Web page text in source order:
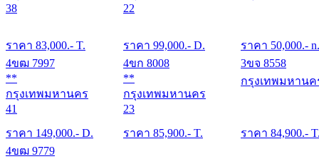
38
ราคา 83,000.- T.
22
ราคา 99,000.- D. ราคา 50,000.- n.
4ขฒ 7997
**
กรุงเทพมหานคร
41
ราคา 149,000.- D.
4ขก 8008
**
กรุงเทพมหานคร
23
ราคา 85,900.- T.
3ขจ 8558
กรุงเทพมหานค
ราคา 84,900.-
4ขฒ 9779